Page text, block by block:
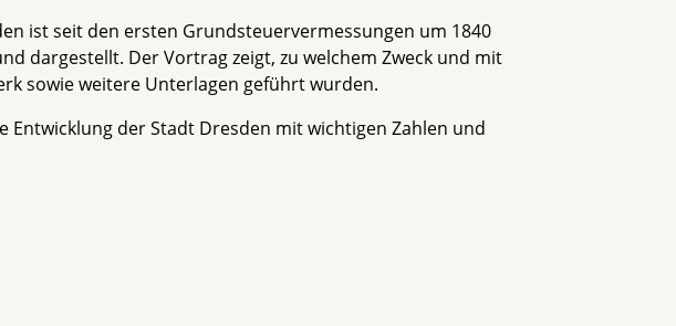
ist seit den ersten Grundsteuervermessungen um 1840
dargestellt. Der Vortrag zeigt, zu welchem Zweck und mit
sowie weitere Unterlagen geführt wurden.
Entwicklung der Stadt Dresden mit wichtigen Zahlen und